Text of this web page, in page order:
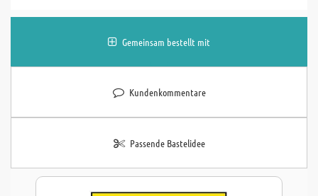
Gemeinsam bestellt mit
Kundenkommentare
Passende Bastelidee